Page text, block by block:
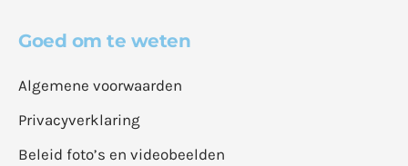
Goed om te weten
Algemene voorwaarden
Privacyverklaring
Beleid foto’s en videobeelden